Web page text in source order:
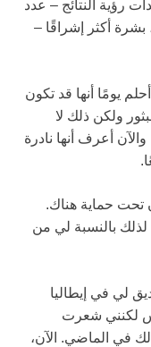
رؤية النتائج – عدد
بشرة أكثر إشراقًا –
يومًا أنها قد تكون
ولكن ذلك لا
أعرف أنها نادرة
تحت حماية هناك.
بالنسبة لي من
لي في إيطاليا
لكنني شعرت
في الماضي. الآن،